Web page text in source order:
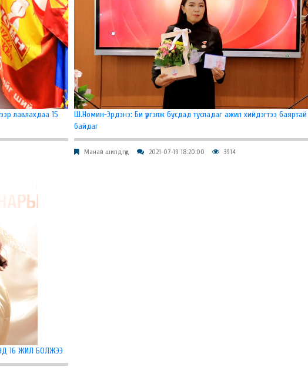
лавлахдаа 15
Ш.Номин-Эрдэнэ: Би үргэлж бусдад тусладаг ажил хийдэгтээ баяртай
байдаг
Манай шилдгүүд 2021-07-19 18:20:00 3914
16 ЖИЛ БОЛЖЭЭ